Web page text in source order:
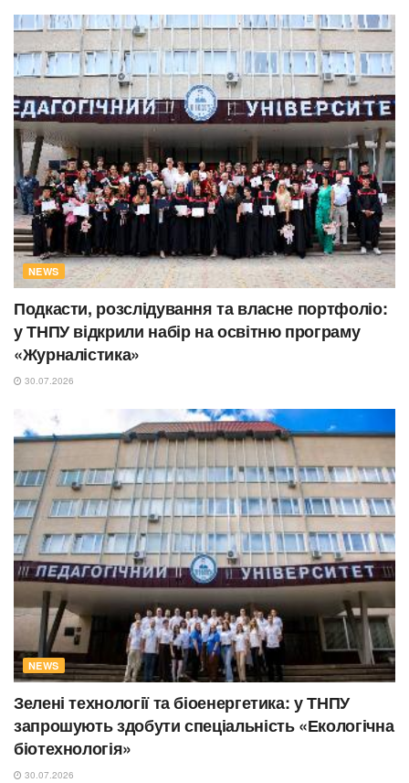
NEWS
Подкасти, розслідування та власне портфоліо:
у ТНПУ відкрили набір на освітню програму
«Журналістика»
30.07.2026
NEWS
Зелені технології та біоенергетика: у ТНПУ
запрошують здобути спеціальність «Екологічна
біотехнологія»
30.07.2026